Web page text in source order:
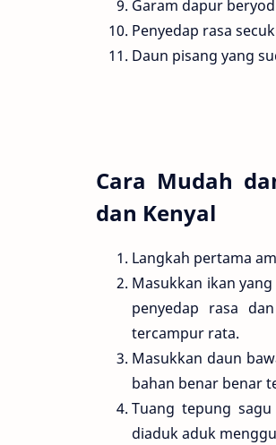
Garam dapur
Penyedap rasa
Daun pisang yang
Cara Mudah
dan Kenyal
Langkah pertama
Masukkan ikan
penyedap rasa
tercampur rata.
Masukkan daun
bahan benar benar
Tuang tepung
diaduk aduk